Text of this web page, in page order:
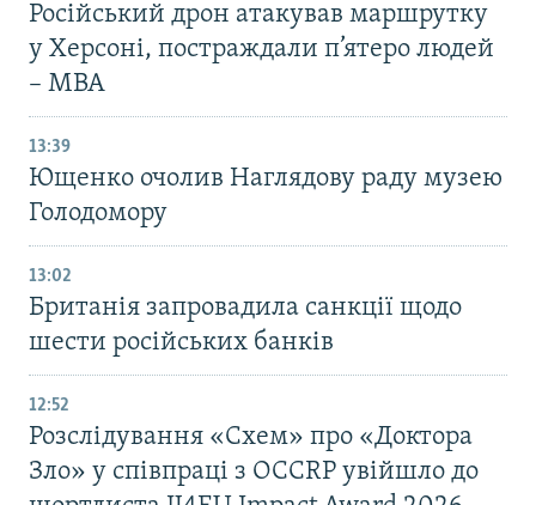
Російський дрон атакував маршрутку
у Херсоні, постраждали п’ятеро людей
– МВА
13:39
Ющенко очолив Наглядову раду музею
Голодомору
13:02
Британія запровадила санкції щодо
шести російських банків
12:52
Розслідування «Схем» про «Доктора
Зло» у співпраці з OCCRP увійшло до